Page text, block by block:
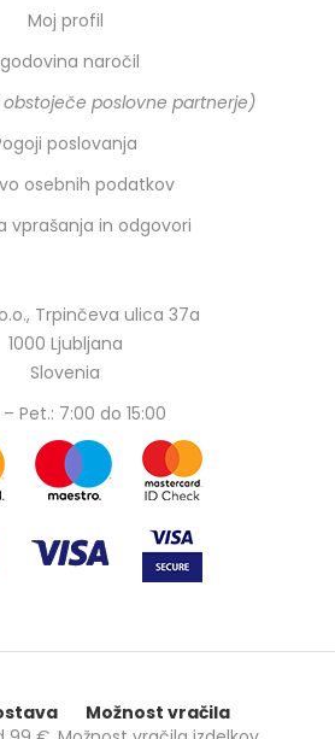
Moj profil
naročil
obstoječe poslovne partnerje)
poslovanja
osebnih podatkov
vprašanja in odgovori
Trpinčeva ulica 37a
1000 Ljubljana
Slovenia
Pet.: 7:00 do 15:00
Možnost vračila